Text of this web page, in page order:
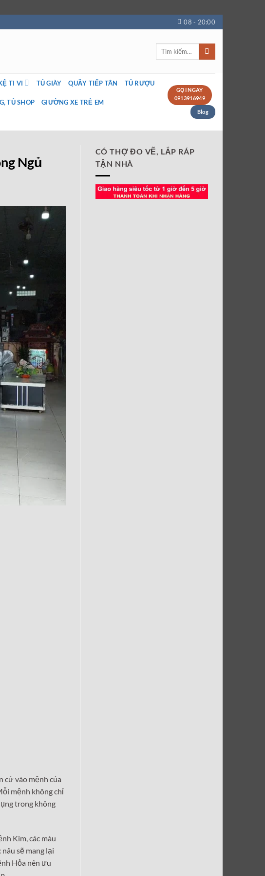
08 - 20:00
Tìm
TI VI TỦ GIÀY QUẦY TIẾP TÂN TỦ RƯỢU
TỦ SHOP GIƯỜNG XE TRẺ EM
GỌI NGAY
0913916949
Blog
Ngủ
cứ vào mệnh của
mệnh không chỉ
trong không
Kim, các màu
sẽ mang lại
Hỏa nên ưu
CÓ THỢ ĐO VẼ, LẮP RÁP
TẬN NHÀ